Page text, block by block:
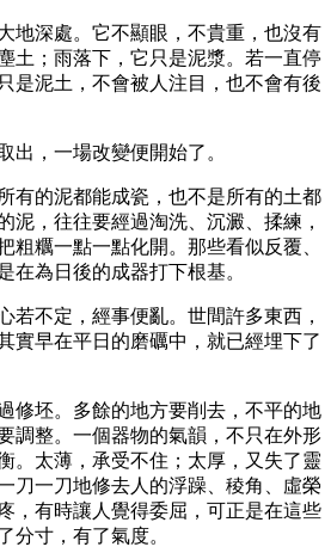
地深處。它不顯眼，不貴重，也沒有
土；雨落下，它只是泥漿。若一直停
是泥土，不會被人注目，也不會有後
出，一場改變便開始了。
有的泥都能成瓷，也不是所有的土都
泥，往往要經過淘洗、沉澱、揉練，
粗糲一點一點化開。那些看似反覆、
在為日後的成器打下根基。
若不定，經事便亂。世間許多東西，
實早在平日的磨礪中，就已經埋下了
修坯。多餘的地方要削去，不平的地
調整。一個器物的氣韻，不只在外形
。太薄，承受不住；太厚，又失了靈
刀一刀地修去人的浮躁、稜角、虛榮
，有時讓人覺得委屈，可正是在這些
分寸，有了氣度。